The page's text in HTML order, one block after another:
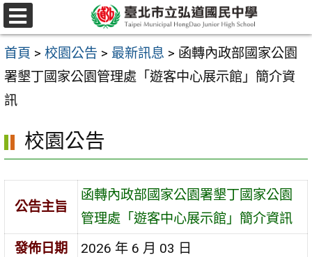
跳
至
主
要
內
區
選
單
首頁 > 校園公告 > 最新訊息 > 函轉內政部國家公園
署墾丁國家公園管理處「遊客中心展示館」簡介資
訊
校園公告
公告主旨
函轉內政部國家公園署墾丁國家公園
管理處「遊客中心展示館」簡介資訊
發佈日期
2026 年 6 月 03 日